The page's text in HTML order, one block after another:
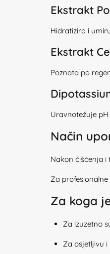
Ekstrakt
Hidratizira i
Ekstrakt
Poznata po
Uravnotežuje
Način
Nakon čišćenja i
Za
Za koga
Za izuzetno
Za osjetljivu